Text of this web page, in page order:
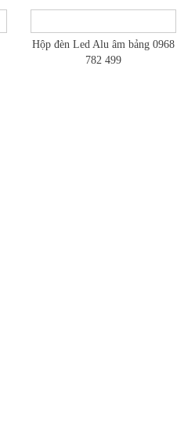
Hộp đèn Led Alu âm bảng 0968
782 499